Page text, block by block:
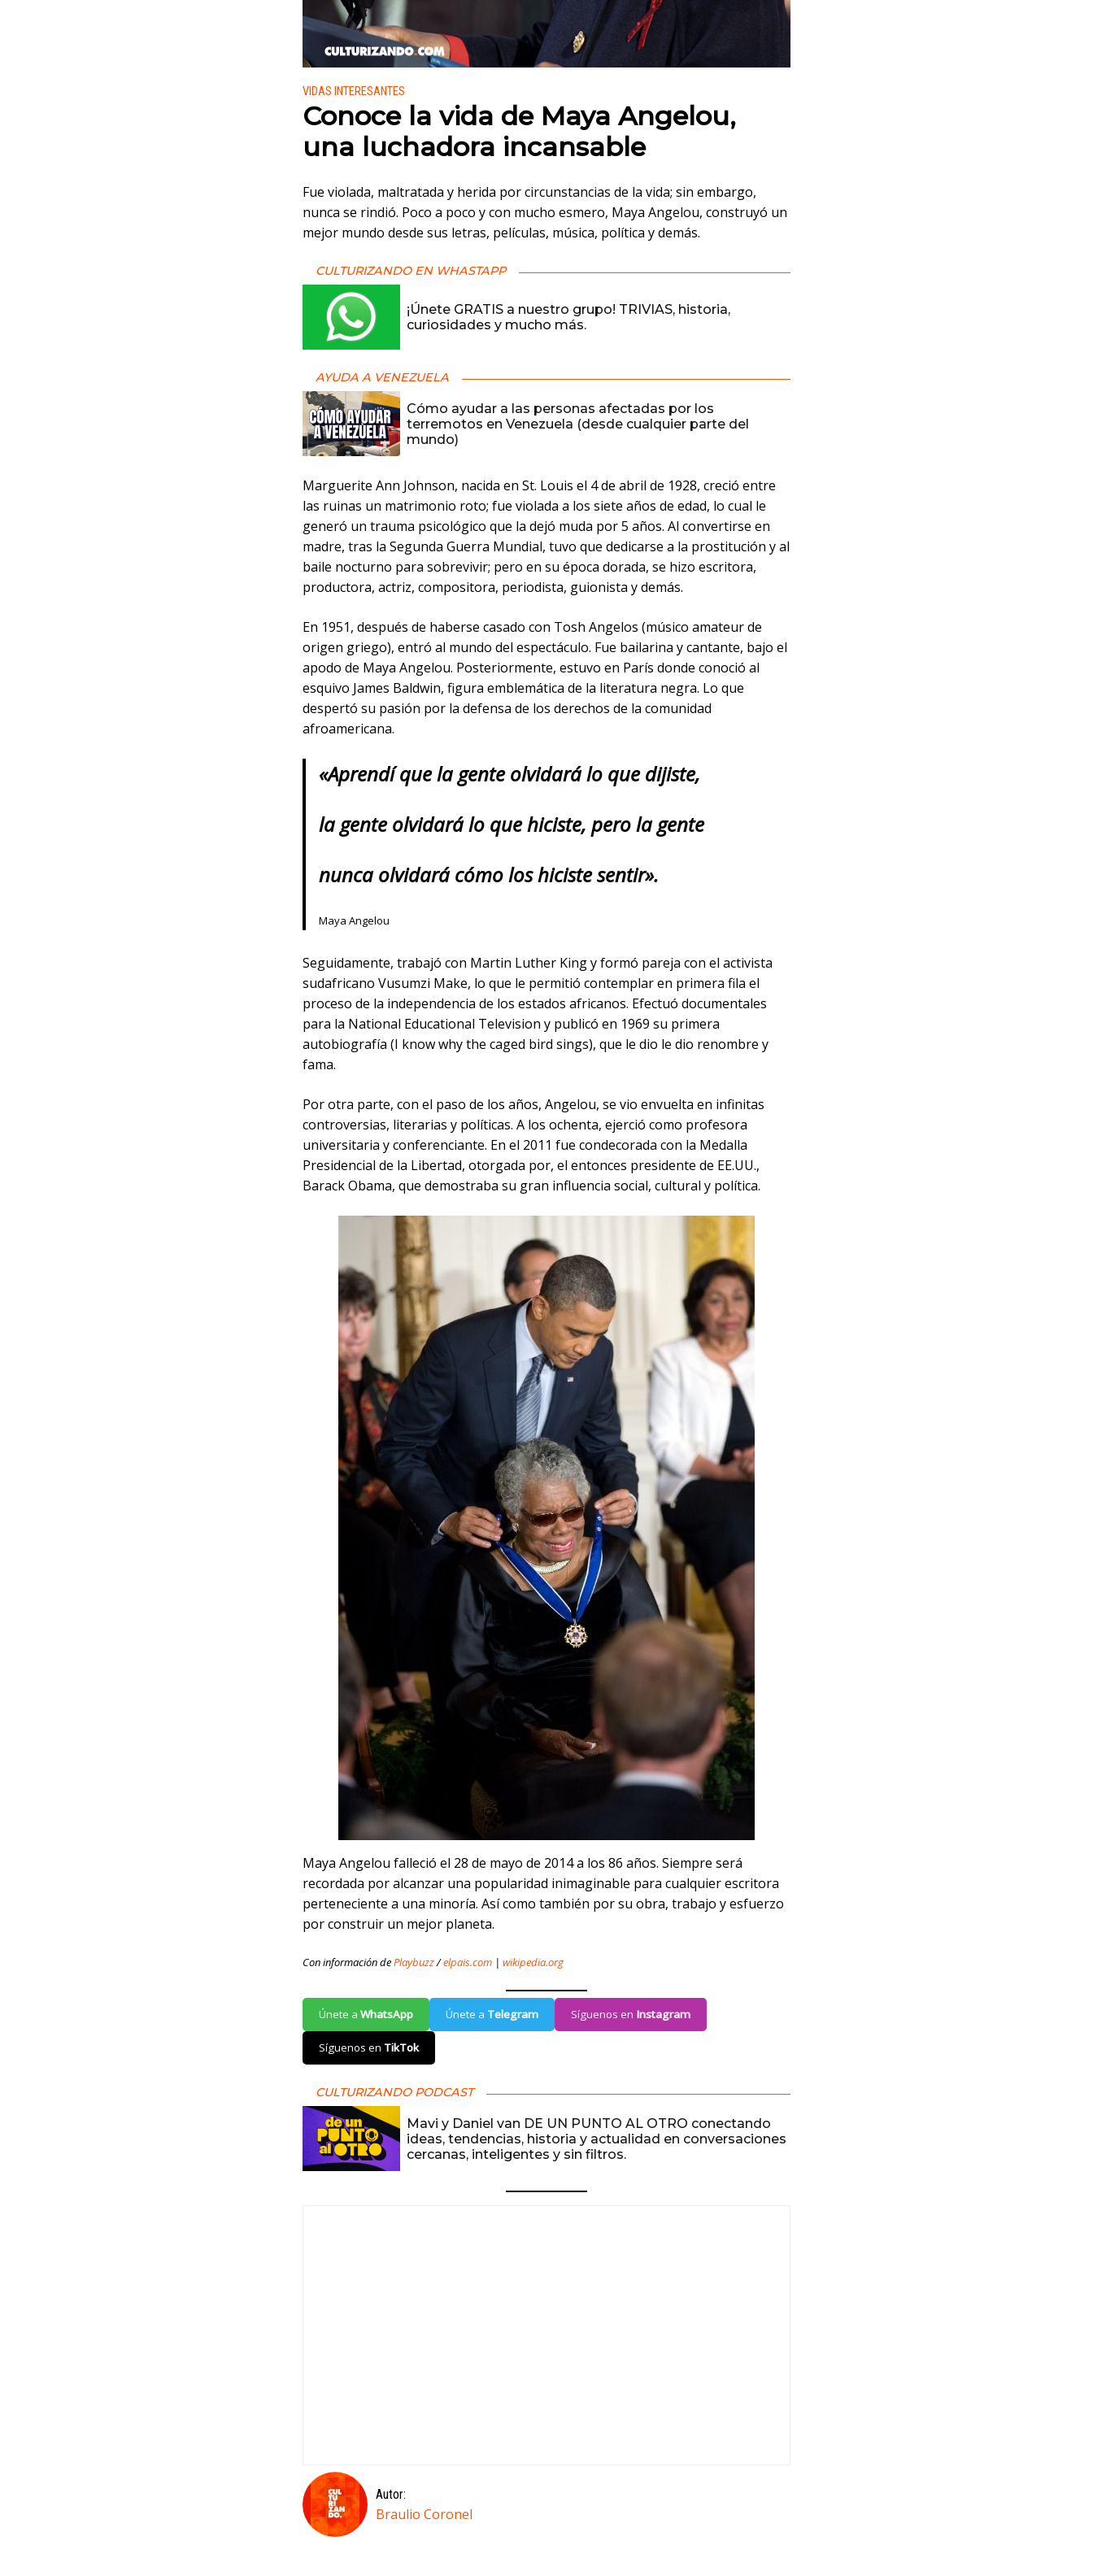
Publicado en:
VIDAS INTERESANTES
Conoce la vida de Maya Angelou,
una luchadora incansable
Fue violada, maltratada y herida por circunstancias de la vida; sin embargo,
nunca se rindió. Poco a poco y con mucho esmero, Maya Angelou, construyó un
mejor mundo desde sus letras, películas, música, política y demás.
CULTURIZANDO EN WHASTAPP
¡Únete GRATIS a nuestro grupo! TRIVIAS, historia,
curiosidades y mucho más.
AYUDA A VENEZUELA
Cómo ayudar a las personas afectadas por los
terremotos en Venezuela (desde cualquier parte del
mundo)
Marguerite Ann Johnson, nacida en St. Louis el 4 de abril de 1928, creció entre
las ruinas un matrimonio roto; fue violada a los siete años de edad, lo cual le
generó un trauma psicológico que la dejó muda por 5 años. Al convertirse en
madre, tras la Segunda Guerra Mundial, tuvo que dedicarse a la prostitución y al
baile nocturno para sobrevivir; pero en su época dorada, se hizo escritora,
productora, actriz, compositora, periodista, guionista y demás.
En 1951, después de haberse casado con Tosh Angelos (músico amateur de
origen griego), entró al mundo del espectáculo. Fue bailarina y cantante, bajo el
apodo de Maya Angelou. Posteriormente, estuvo en París donde conoció al
esquivo James Baldwin, figura emblemática de la literatura negra. Lo que
despertó su pasión por la defensa de los derechos de la comunidad
afroamericana.
«Aprendí que la gente olvidará lo que dijiste,
la gente olvidará lo que hiciste, pero la gente
nunca olvidará cómo los hiciste sentir».
Maya Angelou
Seguidamente, trabajó con Martin Luther King y formó pareja con el activista
sudafricano Vusumzi Make, lo que le permitió contemplar en primera fila el
proceso de la independencia de los estados africanos. Efectuó documentales
para la National Educational Television y publicó en 1969 su primera
autobiografía (I know why the caged bird sings), que le dio le dio renombre y
fama.
Por otra parte, con el paso de los años, Angelou, se vio envuelta en infinitas
controversias, literarias y políticas. A los ochenta, ejerció como profesora
universitaria y conferenciante. En el 2011 fue condecorada con la Medalla
Presidencial de la Libertad, otorgada por, el entonces presidente de EE.UU.,
Barack Obama, que demostraba su gran influencia social, cultural y política.
Maya Angelou falleció el 28 de mayo de 2014 a los 86 años. Siempre será
recordada por alcanzar una popularidad inimaginable para cualquier escritora
perteneciente a una minoría. Así como también por su obra, trabajo y esfuerzo
por construir un mejor planeta.
Con información dePlaybuzz/elpais.com | wikipedia.org
Únete a WhatsApp Únete a Telegram Síguenos en Instagram
Síguenos en TikTok
CULTURIZANDO PODCAST
Mavi y Daniel van DE UN PUNTO AL OTRO conectando
ideas, tendencias, historia y actualidad en conversaciones
cercanas, inteligentes y sin filtros.
Autor:
Braulio Coronel